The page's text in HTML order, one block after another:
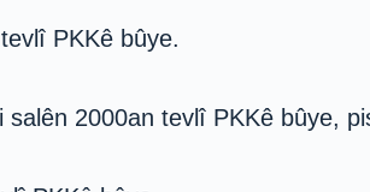
PKKê bûye.
2000an tevlî PKKê bûye,